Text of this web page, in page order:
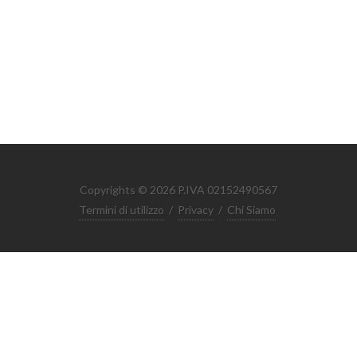
Copyrights © 2026 P.IVA 02152490567
Termini di utilizzo / Privacy / Chi Siamo